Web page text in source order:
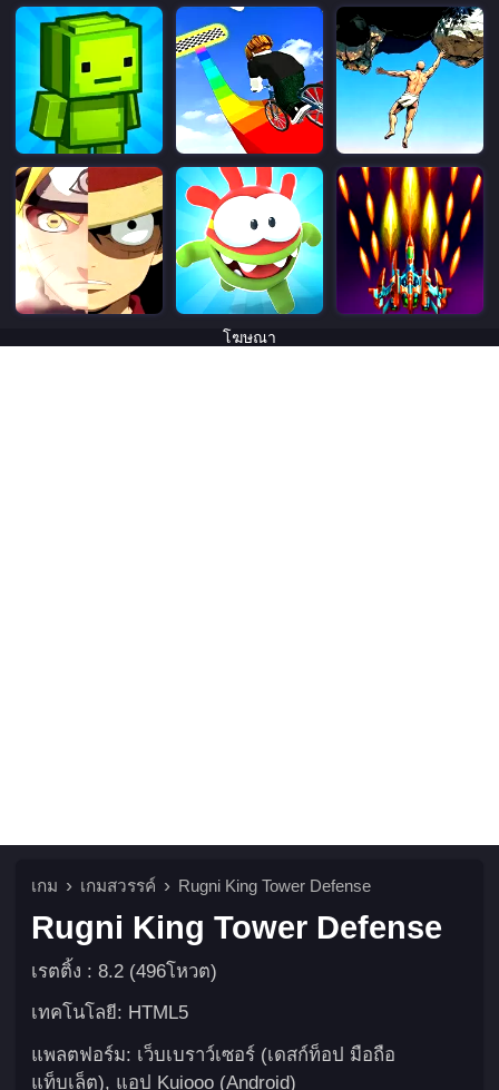
โฆษณา
เกม เกมสวรรค์ Rugni King Tower Defense
Rugni King Tower Defense
เรตติ้ง : 8.2 (496โหวต)
เทคโนโลยี: HTML5
แพลตฟอร์ม: เว็บเบราว์เซอร์ (เดสก์ท็อป มือถือ
แท็บเล็ต), แอป Kuiooo (Android)